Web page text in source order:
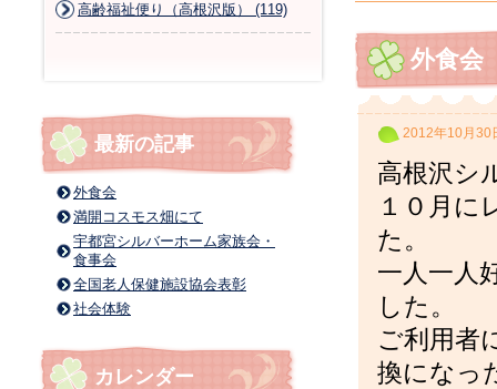
外食会
2012年10月30
高根沢シ
１０月に
た。
一人一人
した。
ご利用者
換になっ
高齢福祉便り（高根沢版） (119)
最新の記事
外食会
満開コスモス畑にて
宇都宮シルバーホーム家族会・
食事会
全国老人保健施設協会表彰
社会体験
カレンダー